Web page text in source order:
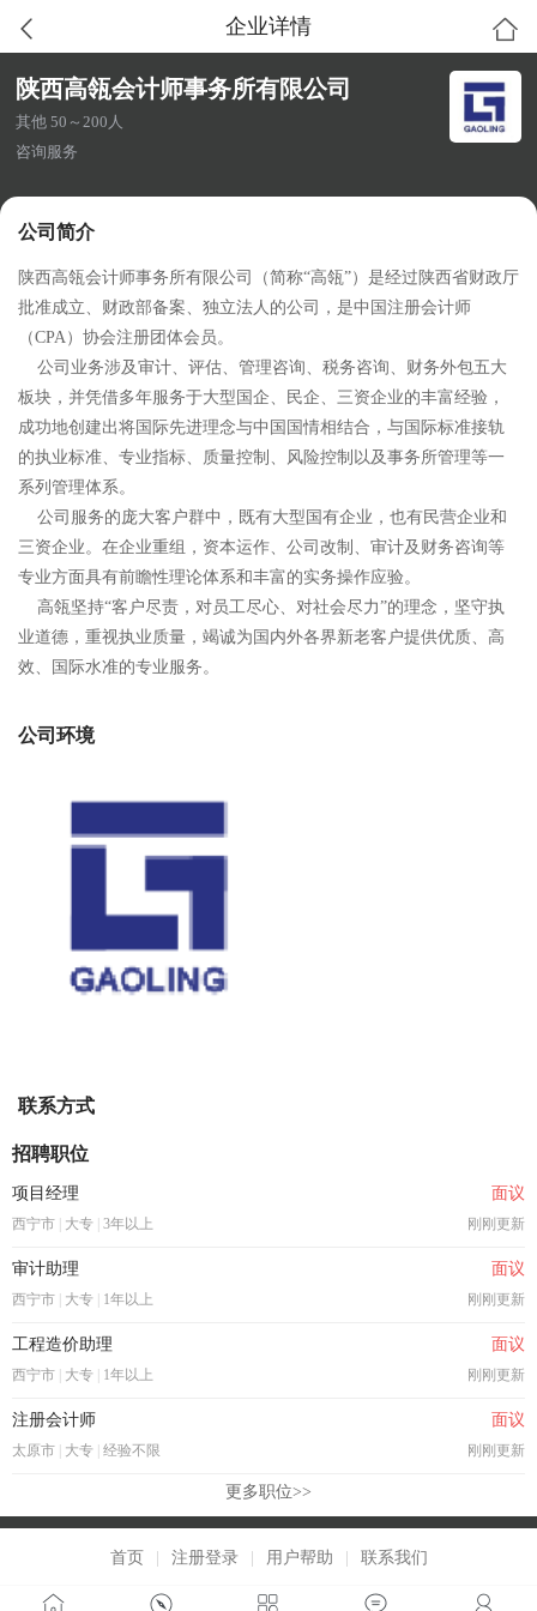
企业详情
陕西高瓴会计师事务所有限公司
其他 50～200人
咨询服务
公司简介
陕西高瓴会计师事务所有限公司（简称“高瓴”）是经过陕西省财政厅
批准成立、财政部备案、独立法人的公司，是中国注册会计师
（CPA）协会注册团体会员。
公司业务涉及审计、评估、管理咨询、税务咨询、财务外包五大
板块，并凭借多年服务于大型国企、民企、三资企业的丰富经验，
成功地创建出将国际先进理念与中国国情相结合，与国际标准接轨
的执业标准、专业指标、质量控制、风险控制以及事务所管理等一
系列管理体系。
公司服务的庞大客户群中，既有大型国有企业，也有民营企业和
三资企业。在企业重组，资本运作、公司改制、审计及财务咨询等
专业方面具有前瞻性理论体系和丰富的实务操作应验。
高瓴坚持“客户尽责，对员工尽心、对社会尽力”的理念，坚守执
业道德，重视执业质量，竭诚为国内外各界新老客户提供优质、高
效、国际水准的专业服务。
公司环境
联系方式
招聘职位
项目经理 面议
西宁市 大专 3年以上 刚刚更新
审计助理 面议
西宁市 大专 1年以上 刚刚更新
工程造价助理 面议
西宁市 大专 1年以上 刚刚更新
注册会计师 面议
太原市 大专 经验不限 刚刚更新
更多职位>>
首页 注册登录 用户帮助 联系我们